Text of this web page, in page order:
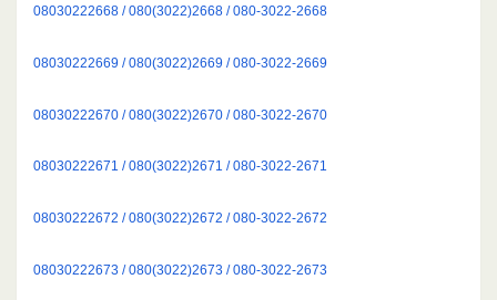
08030222668 / 080(3022)2668 / 080-3022-2668
08030222669 / 080(3022)2669 / 080-3022-2669
08030222670 / 080(3022)2670 / 080-3022-2670
08030222671 / 080(3022)2671 / 080-3022-2671
08030222672 / 080(3022)2672 / 080-3022-2672
08030222673 / 080(3022)2673 / 080-3022-2673